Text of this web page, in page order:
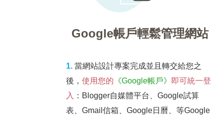
Google帳戶輕鬆管理網站
1.當網站設計專案完成並且轉交給您之
後， 使用您的 《Google帳戶》
即可統一登
入 ：Blogger自媒體平台、Google試算
表、Gmail信箱、Google日曆、等Google